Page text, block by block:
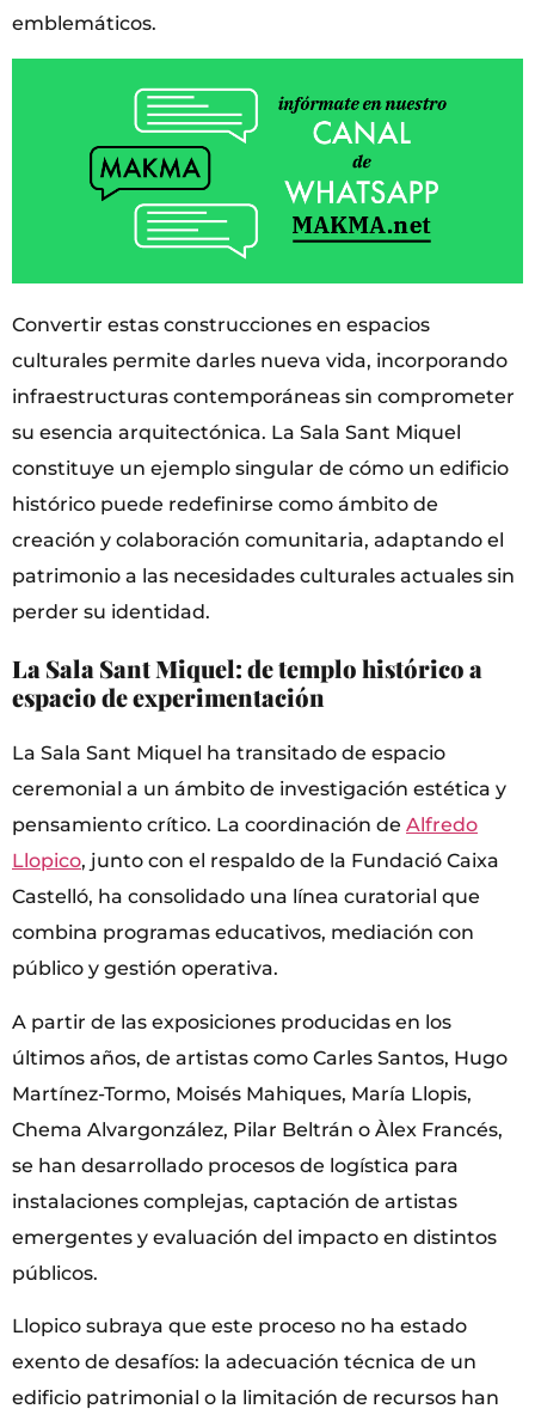
emblemáticos.
Convertir estas construcciones en espacios
culturales permite darles nueva vida, incorporando
infraestructuras contemporáneas sin comprometer
su esencia arquitectónica. La Sala Sant Miquel
constituye un ejemplo singular de cómo un edificio
histórico puede redefinirse como ámbito de
creación y colaboración comunitaria, adaptando el
patrimonio a las necesidades culturales actuales sin
perder su identidad.
La Sala Sant Miquel: de templo histórico a
espacio de experimentación
La Sala Sant Miquel ha transitado de espacio
ceremonial a un ámbito de investigación estética y
pensamiento crítico. La coordinación de Alfredo
Llopico, junto con el respaldo de la Fundació Caixa
Castelló, ha consolidado una línea curatorial que
combina programas educativos, mediación con
público y gestión operativa.
A partir de las exposiciones producidas en los
últimos años, de artistas como Carles Santos, Hugo
Martínez-Tormo, Moisés Mahiques, María Llopis,
Chema Alvargonzález, Pilar Beltrán o Àlex Francés,
se han desarrollado procesos de logística para
instalaciones complejas, captación de artistas
emergentes y evaluación del impacto en distintos
públicos.
Llopico subraya que este proceso no ha estado
exento de desafíos: la adecuación técnica de un
edificio patrimonial o la limitación de recursos han